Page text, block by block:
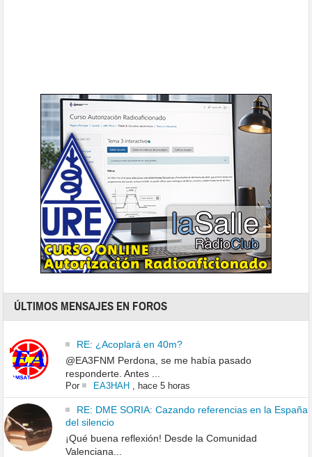
ÚLTIMOS MENSAJES EN FOROS
RE: ¿Acoplará en 40m?
@EA3FNM Perdona, se me había pasado
responderte. Antes ...
Por EA3HAH, hace 5 horas
RE: DME SORIA: Cazando referencias en la España
del silencio
¡Qué buena reflexión! Desde la Comunidad
Valenciana...